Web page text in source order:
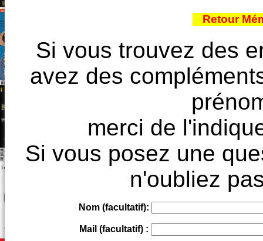
Retour
Si vous trouvez des
avez des
merci de
Si vous posez une
n'oubliez
Nom (facultatif):
Mail (facultatif) :